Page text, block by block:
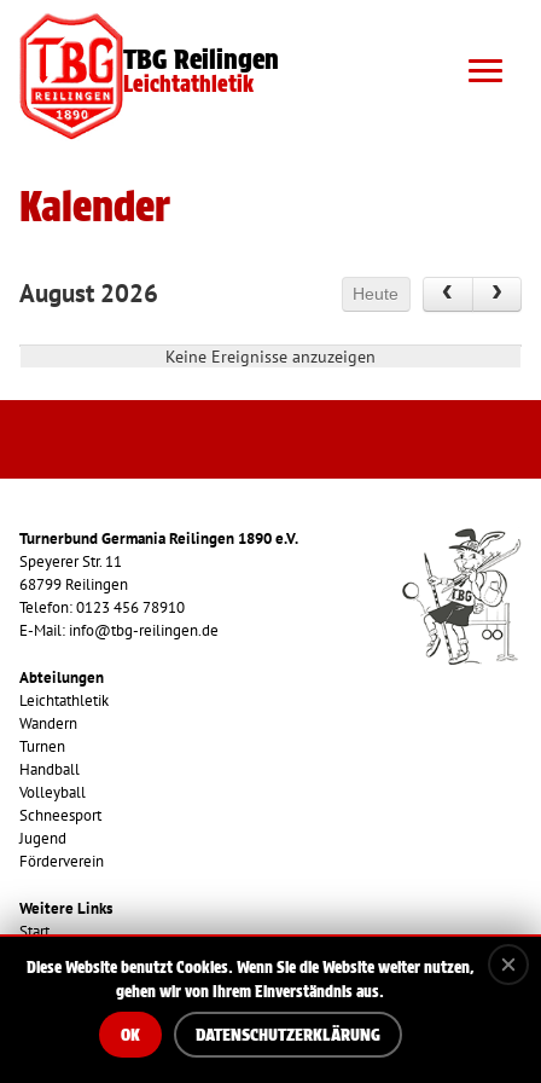
TBG Reilingen
Leichtathletik
Kalender
August 2026 Heute
Keine Ereignisse anzuzeigen
Turnerbund Germania Reilingen 1890 e.V.
Speyerer Str. 11
68799 Reilingen
Telefon: 0123 456 78910
E-Mail: info@tbg-reilingen.de
Abteilungen
Leichtathletik
Wandern
Turnen
Handball
Volleyball
Schneesport
Jugend
Förderverein
Weitere Links
Start
Datenschutzerklärung
Diese Website benutzt Cookies. Wenn Sie die Website weiter nutzen,
gehen wir von Ihrem Einverständnis aus.
OK DATENSCHUTZERKLÄRUNG